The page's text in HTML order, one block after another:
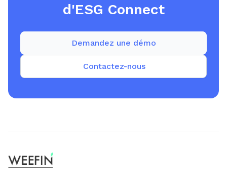
d'ESG Connect
Contactez-nous
Demandez une démo